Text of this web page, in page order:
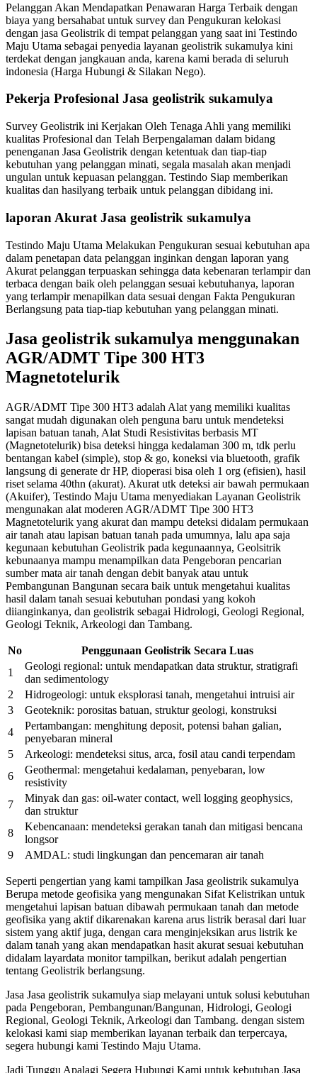
Pelanggan Akan Mendapatkan Penawaran Harga Terbaik dengan
biaya yang bersahabat untuk survey dan Pengukuran kelokasi
dengan jasa Geolistrik di tempat pelanggan yang saat ini Testindo
Maju Utama sebagai penyedia layanan geolistrik sukamulya kini
terdekat dengan jangkauan anda, karena kami berada di seluruh
indonesia (Harga Hubungi & Silakan Nego).
Pekerja Profesional Jasa geolistrik sukamulya
Survey Geolistrik ini Kerjakan Oleh Tenaga Ahli yang memiliki
kualitas Profesional dan Telah Berpengalaman dalam bidang
penenganan Jasa Geolistrik dengan ketentuak dan tiap-tiap
kebutuhan yang pelanggan minati, segala masalah akan menjadi
ungulan untuk kepuasan pelanggan. Testindo Siap memberikan
kualitas dan hasilyang terbaik untuk pelanggan dibidang ini.
laporan Akurat Jasa geolistrik sukamulya
Testindo Maju Utama Melakukan Pengukuran sesuai kebutuhan apa
dalam penetapan data pelanggan inginkan dengan laporan yang
Akurat pelanggan terpuaskan sehingga data kebenaran terlampir dan
terbaca dengan baik oleh pelanggan sesuai kebutuhanya, laporan
yang terlampir menapilkan data sesuai dengan Fakta Pengukuran
Berlangsung pata tiap-tiap kebutuhan yang pelanggan minati.
Jasa geolistrik sukamulya menggunakan
AGR/ADMT Tipe 300 HT3
Magnetotelurik
AGR/ADMT Tipe 300 HT3 adalah Alat yang memiliki kualitas
sangat mudah digunakan oleh penguna baru untuk mendeteksi
lapisan batuan tanah, Alat Studi Resistivitas berbasis MT
(Magnetotelurik) bisa deteksi hingga kedalaman 300 m, tdk perlu
bentangan kabel (simple), stop & go, koneksi via bluetooth, grafik
langsung di generate dr HP, dioperasi bisa oleh 1 org (efisien), hasil
riset selama 40thn (akurat). Akurat utk deteksi air bawah permukaan
(Akuifer), Testindo Maju Utama menyediakan Layanan Geolistrik
mengunakan alat moderen AGR/ADMT Tipe 300 HT3
Magnetotelurik yang akurat dan mampu deteksi didalam permukaan
air tanah atau lapisan batuan tanah pada umumnya, lalu apa saja
kegunaan kebutuhan Geolistrik pada kegunaannya, Geolsitrik
kebunaanya mampu menampilkan data Pengeboran pencarian
sumber mata air tanah dengan debit banyak atau untuk
Pembangunan Bangunan secara baik untuk mengetahui kualitas
hasil dalam tanah sesuai kebutuhan pondasi yang kokoh
diianginkanya, dan geolistrik sebagai Hidrologi, Geologi Regional,
Geologi Teknik, Arkeologi dan Tambang.
No
Penggunaan Geolistrik Secara Luas
1
Geologi regional: untuk mendapatkan data struktur, stratigrafi
dan sedimentology
2
Hidrogeologi: untuk eksplorasi tanah, mengetahui intruisi air
3
Geoteknik: porositas batuan, struktur geologi, konstruksi
4
Pertambangan: menghitung deposit, potensi bahan galian,
penyebaran mineral
5
Arkeologi: mendeteksi situs, arca, fosil atau candi terpendam
6
Geothermal: mengetahui kedalaman, penyebaran, low
resistivity
7
Minyak dan gas: oil-water contact, well logging geophysics,
dan struktur
8
Kebencanaan: mendeteksi gerakan tanah dan mitigasi bencana
longsor
9
AMDAL: studi lingkungan dan pencemaran air tanah
Seperti pengertian yang kami tampilkan Jasa geolistrik sukamulya
Berupa metode geofisika yang mengunakan Sifat Kelistrikan untuk
mengetahui lapisan batuan dibawah permukaan tanah dan metode
geofisika yang aktif dikarenakan karena arus listrik berasal dari luar
sistem yang aktif juga, dengan cara menginjeksikan arus listrik ke
dalam tanah yang akan mendapatkan hasit akurat sesuai kebutuhan
didalam layardata monitor tampilkan, berikut adalah pengertian
tentang Geolistrik berlangsung.
Jasa Jasa geolistrik sukamulya siap melayani untuk solusi kebutuhan
pada Pengeboran, Pembangunan/Bangunan, Hidrologi, Geologi
Regional, Geologi Teknik, Arkeologi dan Tambang. dengan sistem
kelokasi kami siap memberikan layanan terbaik dan terpercaya,
segera hubungi kami Testindo Maju Utama.
Jadi Tunggu Apalagi Segera Hubungi Kami untuk kebutuhan Jasa